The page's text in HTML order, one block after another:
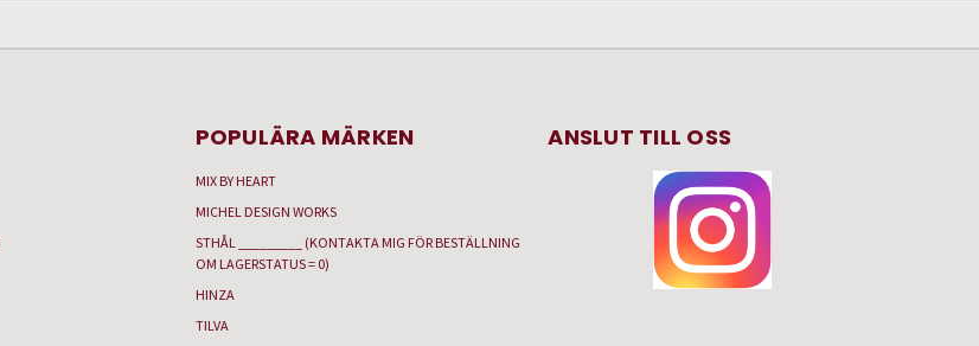
POPULÄRA MÄRKEN
MIX BY HEART
MICHEL DESIGN WORKS
STHÅL _________ (KONTAKTA MIG FÖR BESTÄLLNING
OM LAGERSTATUS = 0)
HINZA
TILVA
ANSLUT TILL OSS